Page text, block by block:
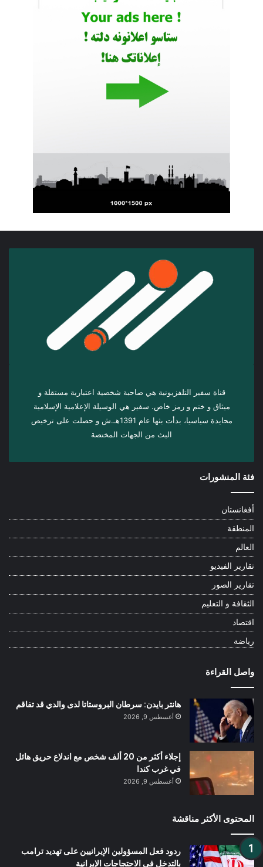
قناة سفير التلفزيونية هي صاحبة شخصية اعتبارية مستقلة و
ميثاق و ختم و رمز خاص. سفیر هي الوسيلة الإعلامية الإسلامية
محايدة سياسيا، بدأت بثها عام 1391هـ.ش و حصلت على ترخيص
البث من الجهات المختصة
فئة المنشورات
أفغانستان
المنطقة
العالم
تقارير الفيديو
تقارير الصور
الثقافة و التعليم
اقتصاد
رياضة
واصل القراءة
هانتر بايدن: سرطان البروستاتا لدى والدي قد تفاقم
أغسطس 9, 2026
إجلاء أكثر من 20 ألف شخص مع اندلاع حريق هائل
في غرب كندا
أغسطس 9, 2026
المحتوى الأكثر مناقشة
ردود فعل المسؤولين الإيرانيين على تهديد ترامب
بالتدخل في الاحتجاجات الإيرانية